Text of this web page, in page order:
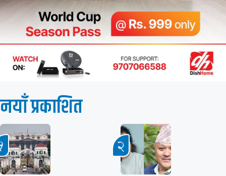
नयाँ प्रकाशित